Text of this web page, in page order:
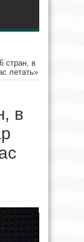
стран, в
летать»
в